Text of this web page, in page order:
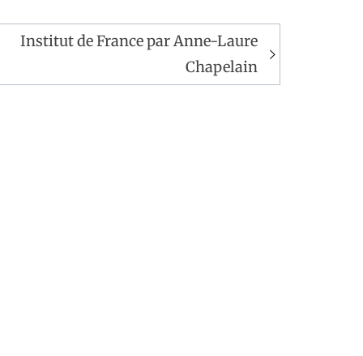
Institut de France par Anne-Laure
Chapelain